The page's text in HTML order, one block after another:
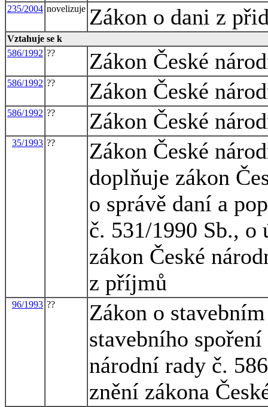
235/2004 novelizuje Zákon o dani z
Vztahuje se k
586/1992 ?? Zákon České
586/1992 ?? Zákon České
586/1992 ?? Zákon České
35/1993 ??
Zákon České
doplňuje zákon
o správě daní a
č. 531/1990 Sb., o
zákon České
z příjmů
96/1993 ??
Zákon o
stavebního
národní rady č.
znění zákona